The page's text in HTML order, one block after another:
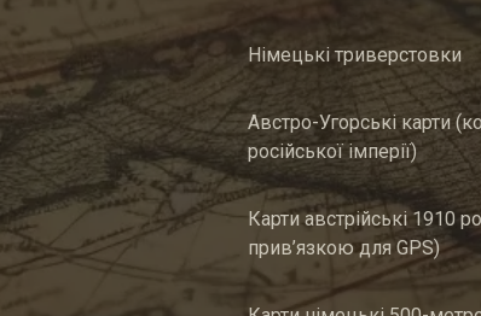
Німецькі триверстовки
Австро-Угорські карти
російської імперії)
Карти австрійські 1910
прив’язкою для GPS)